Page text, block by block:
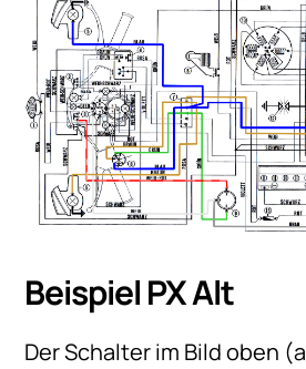
Beispiel PX Alt
Der Schalter im Bild oben